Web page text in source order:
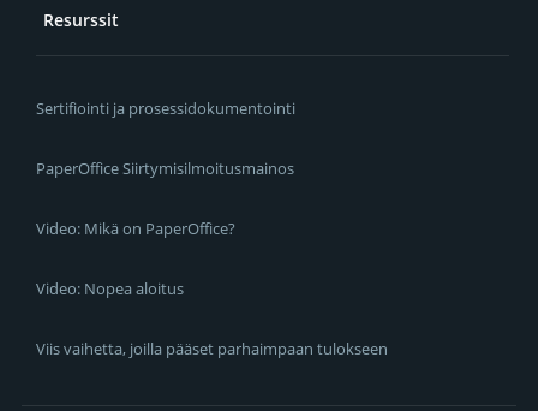
Resurssit
Sertifiointi ja prosessidokumentointi
PaperOffice Siirtymisilmoitusmainos
Video: Mikä on PaperOffice?
Video: Nopea aloitus
Viis vaihetta, joilla pääset parhaimpaan tulokseen